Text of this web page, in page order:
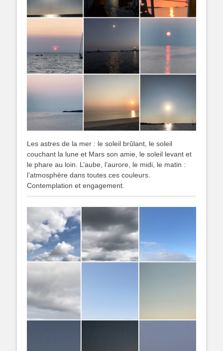
Les astres de la mer : le soleil brûlant, le soleil
couchant la lune et Mars son amie, le soleil levant et
le phare au loin. L’aube, l’aurore, le midi, le matin :
l’atmosphère dans toutes ces couleurs.
Contemplation et engagement.